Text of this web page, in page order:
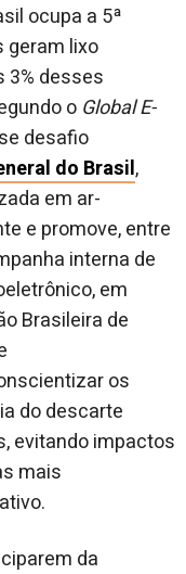
ocupa a 5ª
geram lixo
3% desses
o Global E-
desafio
do Brasil,
em ar-
e promove, entre
interna de
em
Brasileira de
os
do descarte
evitando impactos
mais
da